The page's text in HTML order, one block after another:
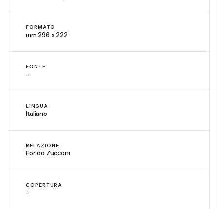
FORMATO
mm 296 x 222
FONTE
-
LINGUA
Italiano
RELAZIONE
Fondo Zucconi
COPERTURA
-